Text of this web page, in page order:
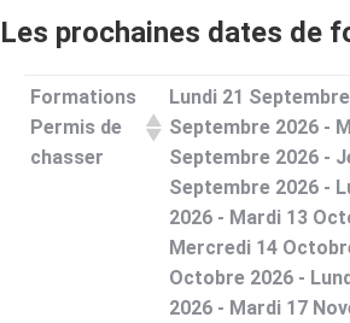
Les prochaines dates de
Formations
Permis de
chasser
Lundi 21
Septembre 2026 -
Septembre 2026 -
Septembre 2026 -
2026 - Mardi 13
Mercredi 14
Octobre 2026 -
2026 - Mardi 17